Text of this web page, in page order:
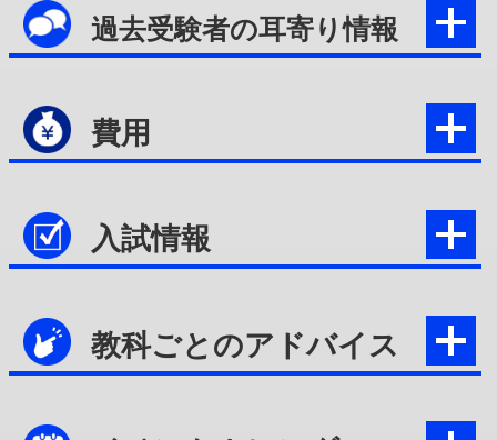
過去受験者の耳寄り情報
費用
入試情報
教科ごとのアドバイス